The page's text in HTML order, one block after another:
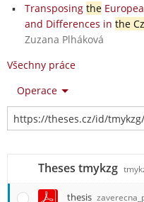
Transposing the
and Differences in the
Zuzana Plháková
Všechny práce
Operace
Theses tmykzg
thesis